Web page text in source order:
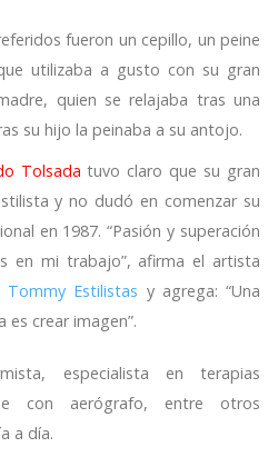
fueron un cepillo, un peine
utilizaba a gusto con su gran
quien se relajaba tras una
su hijo la peinaba a su antojo.
Tolsada tuvo claro que su gran
y no dudó en comenzar su
en 1987. “Pasión y superación
en mi trabajo”, afirma el artista
Tommy Estilistas y agrega: “Una
es crear imagen”.
especialista en terapias
con aerógrafo, entre otros
a día.